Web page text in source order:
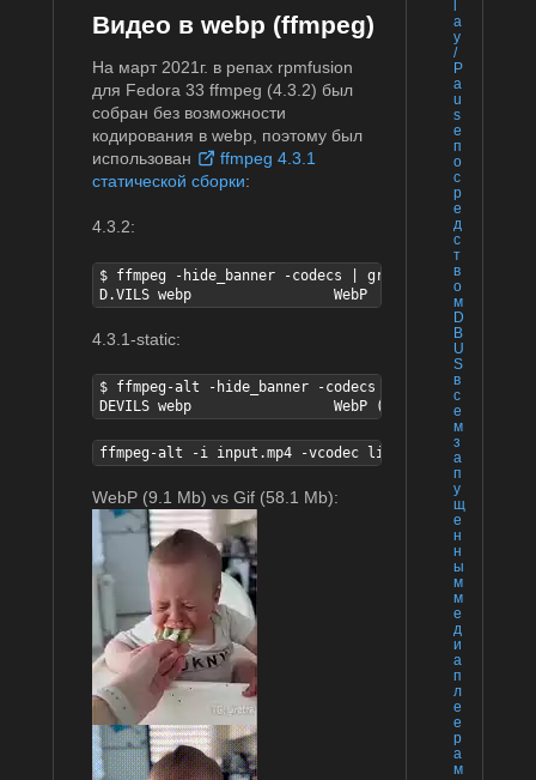
a
y
/
P
a
u
s
e
п
о
с
р
е
д
с
т
в
о
м
D
B
U
S
в
с
е
м
з
а
п
у
щ
е
н
н
ы
м
м
е
д
и
а
п
л
е
е
р
а
м
Видео в webp (ffmpeg)
На март 2021г. в репах rpmfusion
для Fedora 33 ffmpeg (4.3.2) был
собран без возможности
кодирования в webp, поэтому был
использован
ffmpeg 4.3.1
статической сборки:
4.3.2:
$ ffmpeg -hide_banner -codecs | grep webp
D.VILS webp                 WebP
4.3.1-static:
$ ffmpeg-alt -hide_banner -codecs | grep webp
DEVILS webp                 WebP (encoders:
ffmpeg-alt -i input.mp4 -vcodec libwebp -lossless
WebP (9.1 Mb) vs Gif (58.1 Mb):